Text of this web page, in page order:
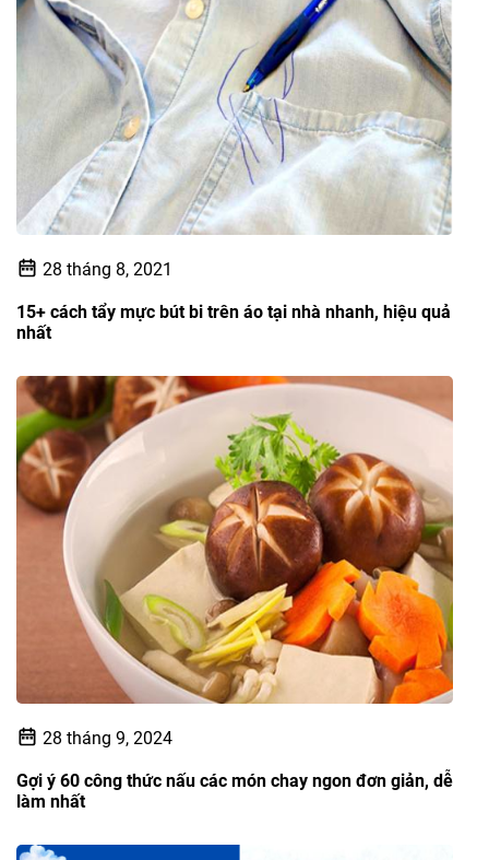
28 tháng 8, 2021
15+ cách tẩy mực bút bi trên áo tại nhà nhanh, hiệu quả
nhất
28 tháng 9, 2024
Gợi ý 60 công thức nấu các món chay ngon đơn giản, dễ
làm nhất